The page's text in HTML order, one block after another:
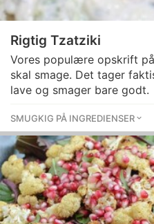
Rigtig Tzatziki
Vores populære opskrift
skal smage. Det tager
lave og smager bare godt.
SMUGKIG PÅ INGREDIENSER